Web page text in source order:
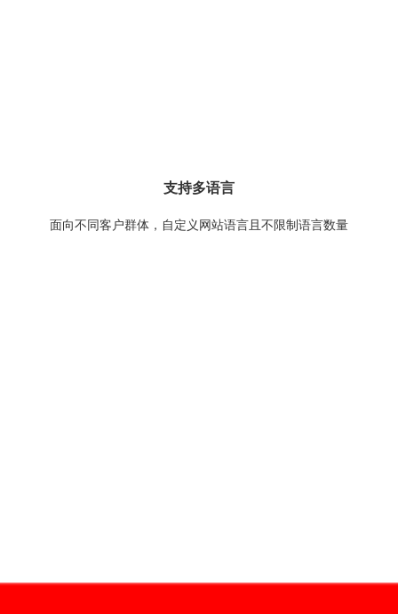
支持多语言
面向不同客户群体，自定义网站语言且不限制语言数量